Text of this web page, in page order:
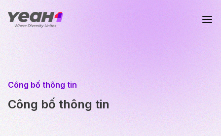
Công bố thông tin
Công bố thông tin